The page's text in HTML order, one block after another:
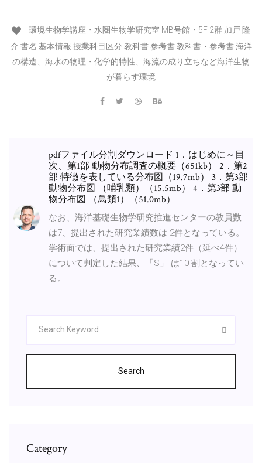
環境生物学講座・水圏生物学研究室 MB号館・5F 2群 加戸 隆
介 書名 基本情報 授業科目区分 教科書 参考書 教科書・参考書 海洋
の構造、海水の物理・化学的特性、海流の成り立ちなど海洋生物
が暮らす環境
pdfファイル分割ダウンロード 1．はじめに～目
次、第1部 動物分布調査の概要（651kb） 2．第2
部 特徴を表している分布図（19.7mb） 3．第3部
動物分布図 （哺乳類）（15.5mb） 4．第3部 動
物分布図 （鳥類1）（51.0mb）
なお、海洋基礎生物学研究推進センターの教員数
は7、提出された研究業績数は 2件となっている。
学術面では、提出された研究業績2件（延べ4件）
について判定した結果、「S」 は10 割となってい
る。
Search
Category